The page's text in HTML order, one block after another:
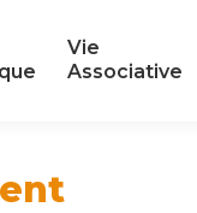
Vie
Associative
Vie
Associative